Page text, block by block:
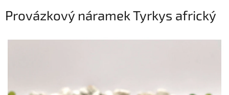
Provázkový náramek Tyrkys africký